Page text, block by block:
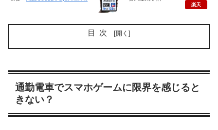
楽天
目次
通勤電車でスマホゲームに限界を感じると
きない？